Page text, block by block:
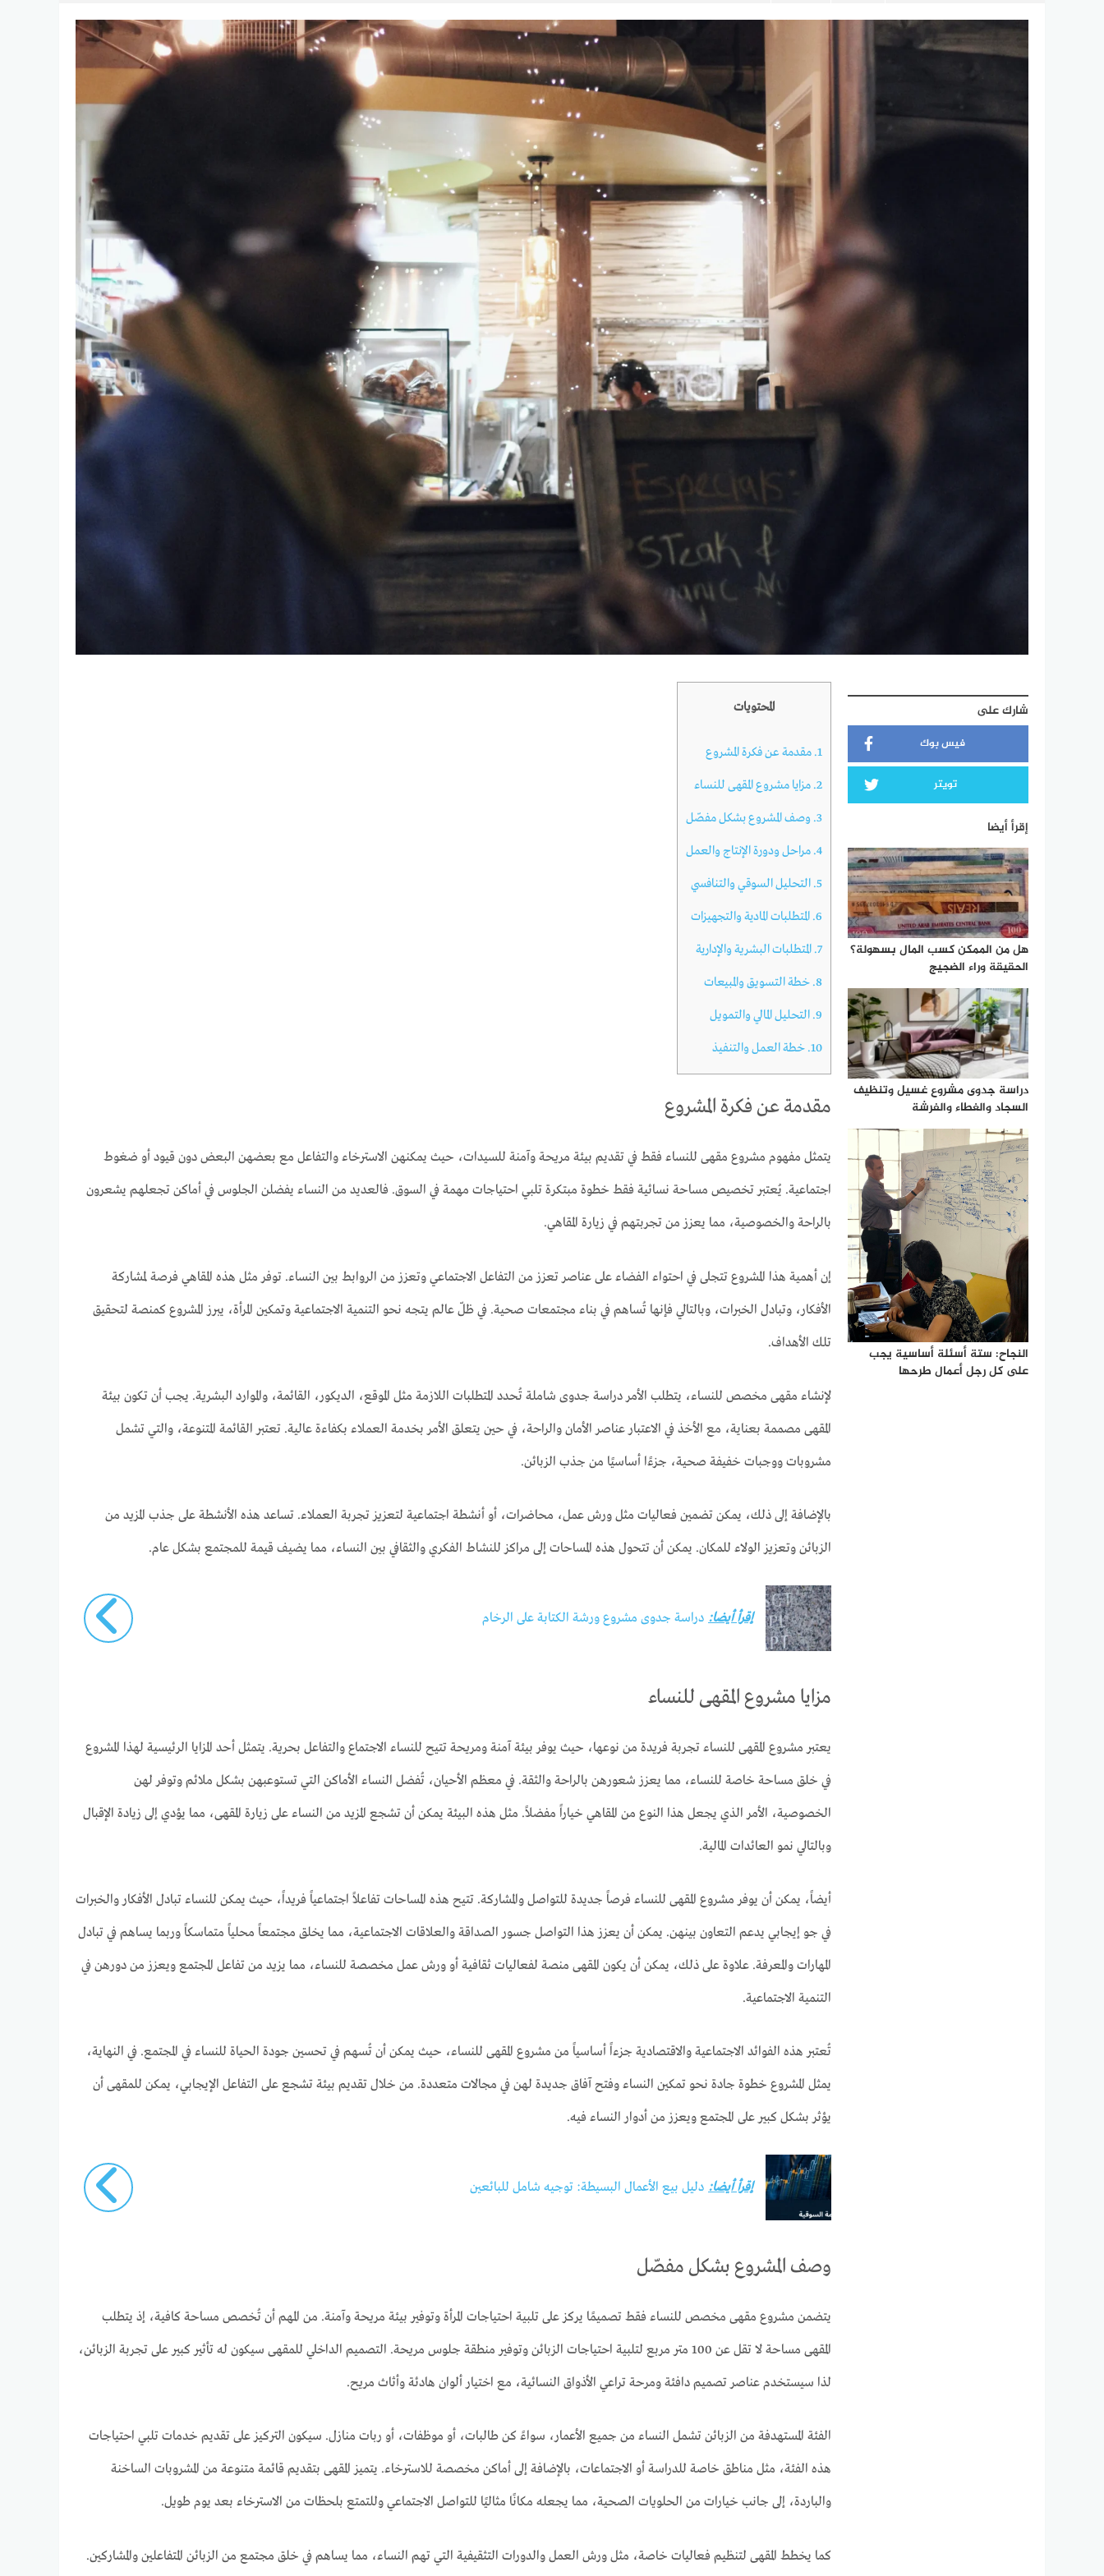
شارك على
فيس بوك
تويتر
إقرأ أيضا
هل من الممكن كسب المال بسهولة؟
الحقيقة وراء الضجيج
دراسة جدوى مشروع غسيل وتنظيف
السجاد والغطاء والفرشة
النجاح: ستة أسئلة أساسية يجب
على كل رجل أعمال طرحها
المحتويات
1. مقدمة عن فكرة المشروع
2. مزايا مشروع المقهى للنساء
3. وصف المشروع بشكل مفصّل
4. مراحل ودورة الإنتاج والعمل
5. التحليل السوقي والتنافسي
6. المتطلبات المادية والتجهيزات
7. المتطلبات البشرية والإدارية
8. خطة التسويق والمبيعات
9. التحليل المالي والتمويل
10. خطة العمل والتنفيذ
مقدمة عن فكرة المشروع
يتمثل مفهوم مشروع مقهى للنساء فقط في تقديم بيئة مريحة وآمنة للسيدات، حيث يمكنهن الاسترخاء والتفاعل مع بعضهن البعض دون قيود أو ضغوط
اجتماعية. يُعتبر تخصيص مساحة نسائية فقط خطوة مبتكرة تلبي احتياجات مهمة في السوق. فالعديد من النساء يفضلن الجلوس في أماكن تجعلهم يشعرون
بالراحة والخصوصية، مما يعزز من تجربتهم في زيارة المقاهي.
إن أهمية هذا المشروع تتجلى في احتواء الفضاء على عناصر تعزز من التفاعل الاجتماعي وتعزز من الروابط بين النساء. توفر مثل هذه المقاهي فرصة لمشاركة
الأفكار، وتبادل الخبرات، وبالتالي فإنها تُساهم في بناء مجتمعات صحية. في ظلّ عالم يتجه نحو التنمية الاجتماعية وتمكين المرأة، يبرز المشروع كمنصة لتحقيق
تلك الأهداف.
لإنشاء مقهى مخصص للنساء، يتطلب الأمر دراسة جدوى شاملة تُحدد المتطلبات اللازمة مثل الموقع، الديكور، القائمة، والموارد البشرية. يجب أن تكون بيئة
المقهى مصممة بعناية، مع الأخذ في الاعتبار عناصر الأمان والراحة، في حين يتعلق الأمر بخدمة العملاء بكفاءة عالية. تعتبر القائمة المتنوعة، والتي تشمل
مشروبات ووجبات خفيفة صحية، جزءًا أساسيًا من جذب الزبائن.
بالإضافة إلى ذلك، يمكن تضمين فعاليات مثل ورش عمل، محاضرات، أو أنشطة اجتماعية لتعزيز تجربة العملاء. تساعد هذه الأنشطة على جذب المزيد من
الزبائن وتعزيز الولاء للمكان. يمكن أن تتحول هذه المساحات إلى مراكز للنشاط الفكري والثقافي بين النساء، مما يضيف قيمة للمجتمع بشكل عام.
إقرأ أيضا: دراسة جدوى مشروع ورشة الكتابة على الرخام
مزايا مشروع المقهى للنساء
يعتبر مشروع المقهى للنساء تجربة فريدة من نوعها، حيث يوفر بيئة آمنة ومريحة تتيح للنساء الاجتماع والتفاعل بحرية. يتمثل أحد المزايا الرئيسية لهذا المشروع
في خلق مساحة خاصة للنساء، مما يعزز شعورهن بالراحة والثقة. في معظم الأحيان، تُفضل النساء الأماكن التي تستوعبهن بشكل ملائم وتوفر لهن
الخصوصية، الأمر الذي يجعل هذا النوع من المقاهي خياراً مفضلاً. مثل هذه البيئة يمكن أن تشجع المزيد من النساء على زيارة المقهى، مما يؤدي إلى زيادة الإقبال
وبالتالي نمو العائدات المالية.
أيضاً، يمكن أن يوفر مشروع المقهى للنساء فرصاً جديدة للتواصل والمشاركة. تتيح هذه المساحات تفاعلاً اجتماعياً فريداً، حيث يمكن للنساء تبادل الأفكار والخبرات
في جو إيجابي يدعم التعاون بينهن. يمكن أن يعزز هذا التواصل جسور الصداقة والعلاقات الاجتماعية، مما يخلق مجتمعاً محلياً متماسكاً وربما يساهم في تبادل
المهارات والمعرفة. علاوة على ذلك، يمكن أن يكون المقهى منصة لفعاليات ثقافية أو ورش عمل مخصصة للنساء، مما يزيد من تفاعل المجتمع ويعزز من دورهن في
التنمية الاجتماعية.
تُعتبر هذه الفوائد الاجتماعية والاقتصادية جزءاً أساسياً من مشروع المقهى للنساء، حيث يمكن أن تُسهم في تحسين جودة الحياة للنساء في المجتمع. في النهاية،
يمثل المشروع خطوة جادة نحو تمكين النساء وفتح آفاق جديدة لهن في مجالات متعددة. من خلال تقديم بيئة تشجع على التفاعل الإيجابي، يمكن للمقهى أن
يؤثر بشكل كبير على المجتمع ويعزز من أدوار النساء فيه.
إقرأ أيضا: دليل بيع الأعمال البسيطة: توجيه شامل للبائعين
وصف المشروع بشكل مفصّل
يتضمن مشروع مقهى مخصص للنساء فقط تصميمًا يركز على تلبية احتياجات المرأة وتوفير بيئة مريحة وآمنة. من المهم أن تُخصص مساحة كافية، إذ يتطلب
المقهى مساحة لا تقل عن 100 متر مربع لتلبية احتياجات الزبائن وتوفير منطقة جلوس مريحة. التصميم الداخلي للمقهى سيكون له تأثير كبير على تجربة الزبائن،
لذا سيستخدم عناصر تصميم دافئة ومرحة تراعي الأذواق النسائية، مع اختيار ألوان هادئة وأثاث مريح.
الفئة المستهدفة من الزبائن تشمل النساء من جميع الأعمار، سواءً كن طالبات، أو موظفات، أو ربات منازل. سيكون التركيز على تقديم خدمات تلبي احتياجات
هذه الفئة، مثل مناطق خاصة للدراسة أو الاجتماعات، بالإضافة إلى أماكن مخصصة للاسترخاء. يتميز المقهى بتقديم قائمة متنوعة من المشروبات الساخنة
والباردة، إلى جانب خيارات من الحلويات الصحية، مما يجعله مكانًا مثاليًا للتواصل الاجتماعي وللتمتع بلحظات من الاسترخاء بعد يوم طويل.
كما يخطط المقهى لتنظيم فعاليات خاصة، مثل ورش العمل والدورات التثقيفية التي تهم النساء، مما يساهم في خلق مجتمع من الزبائن المتفاعلين والمشاركين.